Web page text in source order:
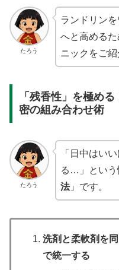
たろう
ランドリンを
へと高める
ニックをご紹
「残香性」を極め
密の組み合わせ術
たろう
「日中はい
る…」という
法」です。
洗剤と柔軟剤を
で統一する